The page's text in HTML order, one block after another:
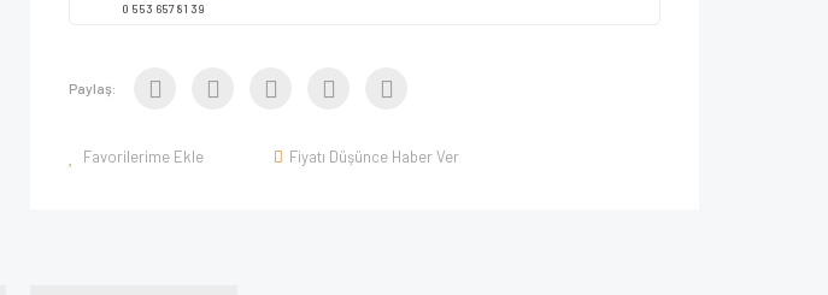
0 553 657 81 39
Paylaş:
Fiyatı Düşünce Haber Ver